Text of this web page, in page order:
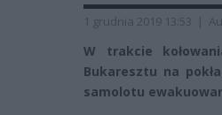
1 grudnia 2019 13:53 |
W trakcie
Bukaresztu na
samolotu